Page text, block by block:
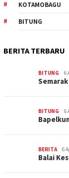
KOTAMOBAGU
BITUNG
BERITA TERBARU
BITUNG 6
BITUNG 6
BERITA 6
Balai